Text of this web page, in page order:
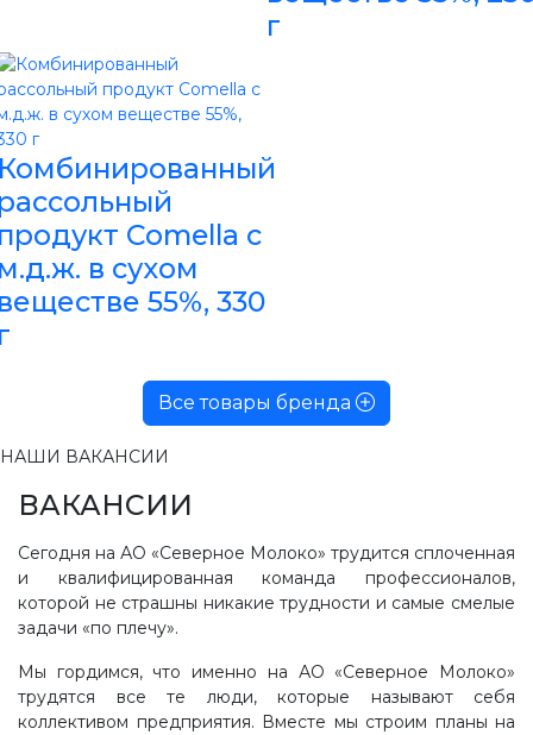
г
Comella с
в сухом
55%, 330
Все товары бренда
НАШИ ВАКАНСИИ
ВАКАНСИИ
Сегодня на АО «Северное Молоко» трудится сплоченная
и квалифицированная команда профессионалов,
которой не страшны никакие трудности и самые смелые
задачи «по плечу».
Мы гордимся, что именно на АО «Северное Молоко»
трудятся все те люди, которые называют себя
коллективом предприятия. Вместе мы строим планы на